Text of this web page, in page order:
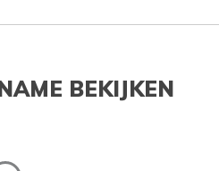
BEKIJKEN